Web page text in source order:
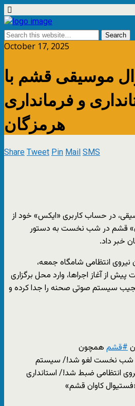
October 17, 2025
موسیقی قشم با
و فرمانداری
هرمزگان
ShareTweetPinMailSMS
در حساب کاربری «ایکس» خود از
قشم در شب نخست به دستور
خبر داد.
نیروی انتظامی شامگاه جمعه،
ساعت پیش از آغاز اجراها، وارد محل برگزاری
سیستم صوتی صحنه را جدا کرده و
#قشم همچون
شب نخست لغو شد!/ سیستم
انتظامی ضبط شد!/ استانداری
کاوان قشم»